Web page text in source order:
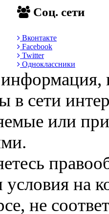
Соц. сети
Вконтакте
Facebook
Twitter
Одноклассники
в сети
или
на
не